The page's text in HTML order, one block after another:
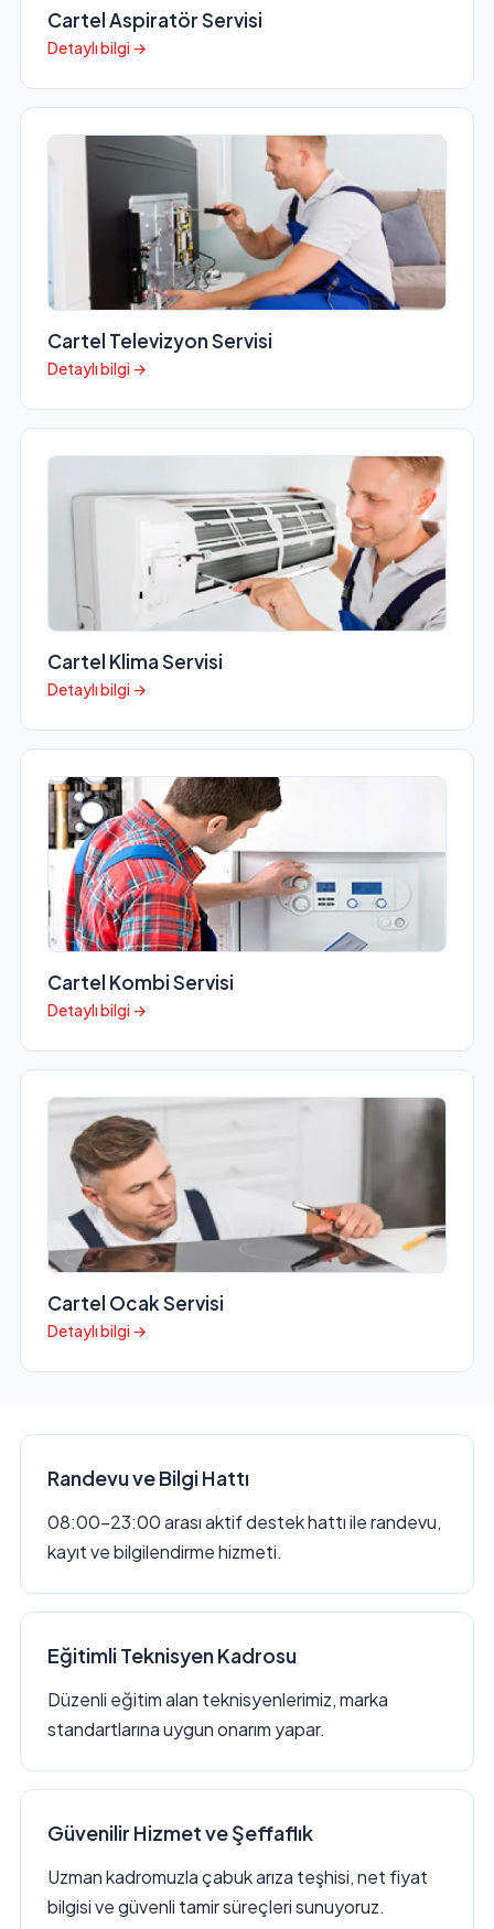
Cartel Aspiratör Servisi
Detaylı bilgi →
Cartel Televizyon Servisi
Detaylı bilgi →
Cartel Klima Servisi
Detaylı bilgi →
Cartel Kombi Servisi
Detaylı bilgi →
Cartel Ocak Servisi
Detaylı bilgi →
Randevu ve Bilgi Hattı
08:00–23:00 arası aktif destek hattı ile randevu,
kayıt ve bilgilendirme hizmeti.
Eğitimli Teknisyen Kadrosu
Düzenli eğitim alan teknisyenlerimiz, marka
standartlarına uygun onarım yapar.
Güvenilir Hizmet ve Şeffaflık
Uzman kadromuzla çabuk arıza teşhisi, net fiyat
bilgisi ve güvenli tamir süreçleri sunuyoruz.